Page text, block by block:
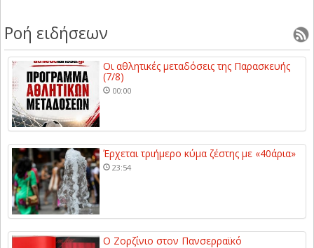
Ροή ειδήσεων
Οι αθλητικές μεταδόσεις της Παρασκευής
(7/8)
00:00
Έρχεται τριήμερο κύμα ζέστης με «40άρια»
23:54
Ο Ζορζίνιο στον Πανσερραϊκό